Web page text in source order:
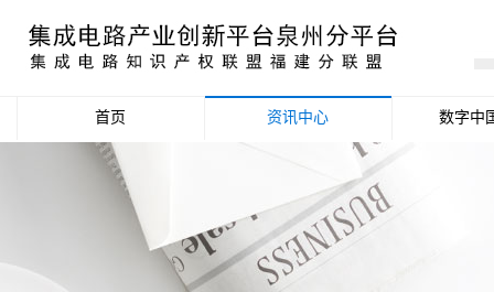
首页 资讯中心
政策信息
活动公告
数字中